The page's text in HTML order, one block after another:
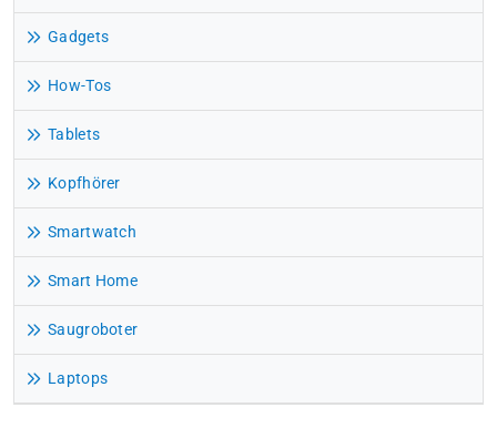
Gadgets
How-Tos
Tablets
Kopfhörer
Smartwatch
Smart Home
Saugroboter
Laptops